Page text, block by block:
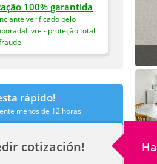
100% garantida
verificado pelo
- proteção total
rápido!
menos de 12 horas
cotización!